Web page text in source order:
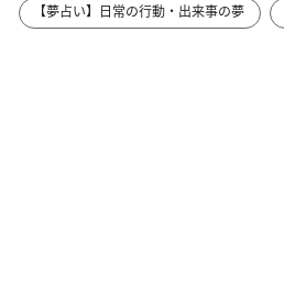
【夢占い】日常の行動・出来事の夢